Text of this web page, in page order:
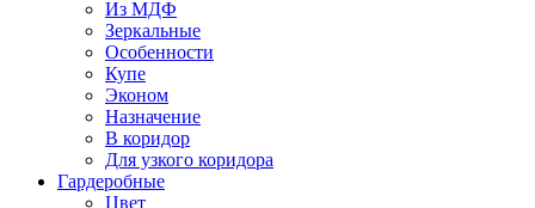
Из МДФ
Зеркальные
Особенности
Купе
Эконом
Назначение
В коридор
Для узкого коридора
Гардеробные
Цвет